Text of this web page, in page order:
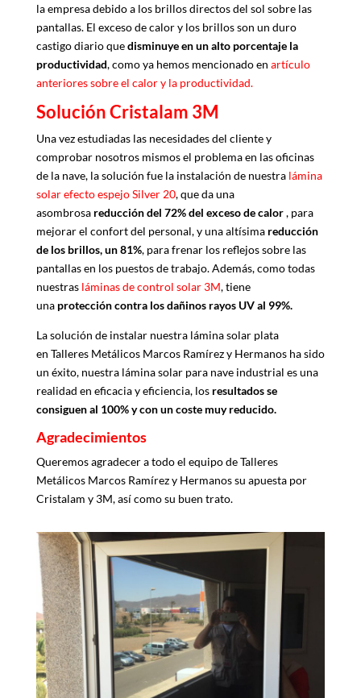
la empresa debido a los brillos directos del sol sobre las
pantallas. El exceso de calor y los brillos son un duro
castigo diario quedisminuye en un alto porcentaje la
productividad, como ya hemos mencionado en artículo
anteriores sobre el calor y la productividad.
Solución Cristalam 3M
Una vez estudiadas las necesidades del cliente y
comprobar nosotros mismos el problema en las oficinas
de la nave, la solución fue la instalación de nuestra lámina
solar efecto espejo Silver 20, que da una
asombrosa reducción del 72% del exceso de calor, para
mejorar el confort del personal, y una altísima reducción
de los brillos, un 81%, para frenar los reflejos sobre las
pantallas en los puestos de trabajo. Además, como todas
nuestras láminas de control solar 3M, tiene
una protección contra los dañinos rayos UV al 99%.
La solución de instalar nuestra lámina solar plata
en Talleres Metálicos Marcos Ramírez y Hermanos ha sido
un éxito, nuestra lámina solar para nave industrial es una
realidad en eficacia y eficiencia, los resultados se
consiguen al 100% y con un coste muy reducido.
Agradecimientos
Queremos agradecer a todo el equipo de Talleres
Metálicos Marcos Ramírez y Hermanos su apuesta por
Cristalam y 3M, así como su buen trato.